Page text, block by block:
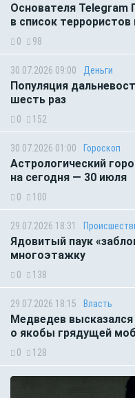
Основателя Telegram
в список
0 98
30.07.2026 09:00 Деньги
Популяция
шесть раз
0 152
30.07.2026 01:00 Гороскоп
Астрологический
на сегодня — 30 июля
0 100
29.07.2026 18:31
Ядовитый паук
многоэтажку
0 138
29.07.2026 18:15 Власть
Медведев
о якобы грядущей
0 128